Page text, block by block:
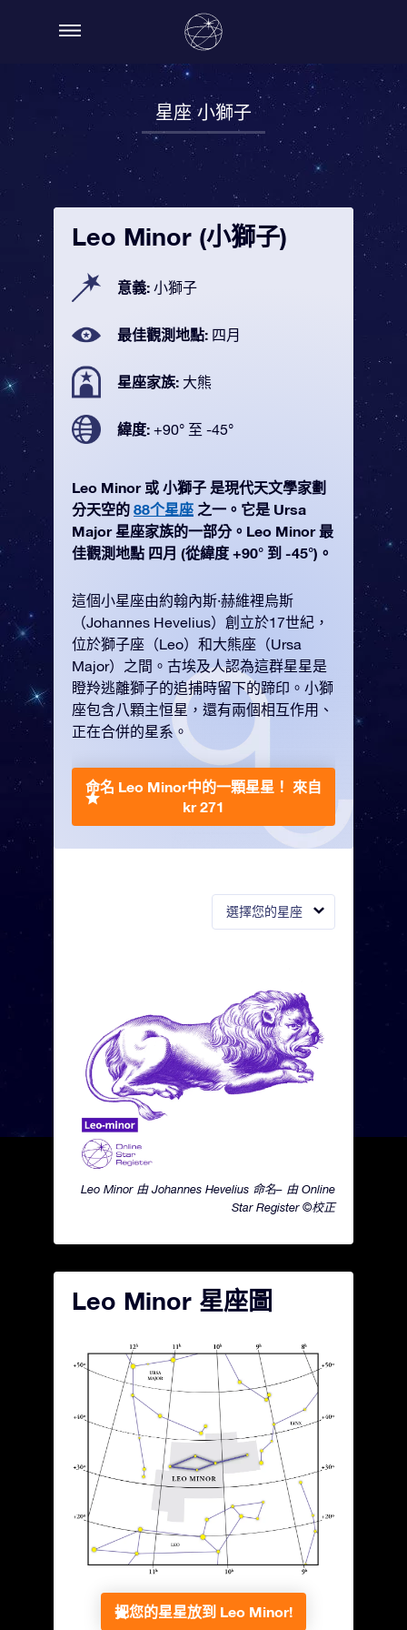
星座 小獅子
選擇您的星座
Leo Minor 由 Johannes Hevelius 命名– 由 Online
Star Register ©校正
Leo Minor (小獅子)
意義: 小獅子
最佳觀測地點: 四月
星座家族: 大熊
緯度: +90° 至 -45°
Leo Minor 或 小獅子 是現代天文學家劃
分天空的 88个星座 之一。它是 Ursa
Major 星座家族的一部分。Leo Minor 最
佳觀測地點 四月 (從緯度 +90° 到 -45°)。
這個小星座由約翰內斯·赫維裡烏斯
（Johannes Hevelius）創立於17世紀，
位於獅子座（Leo）和大熊座（Ursa
Major）之間。古埃及人認為這群星星是
瞪羚逃離獅子的追捕時留下的蹄印。小獅
座包含八顆主恒星，還有兩個相互作用、
正在合併的星系。
命名 Leo Minor中的一顆星星！ 來自
kr 271
Leo Minor 星座圖
把您的星星放到 Leo Minor!